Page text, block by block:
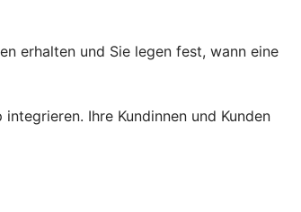
erhalten und Sie legen fest, wann eine
Ihre Kundinnen und Kunden